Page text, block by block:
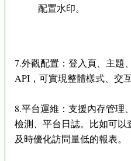
配置水印。
7.外觀配置：登入頁、主題
API，可實現整體樣式、交
8.平台運維：支援內存管理
檢測、平台日誌。比如可以
及時優化訪問量低的報表。